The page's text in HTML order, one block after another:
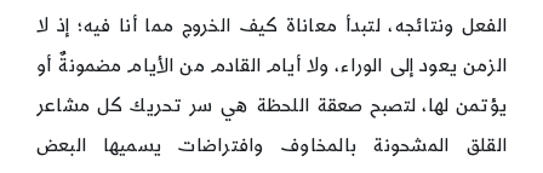
الفعل ونتائجه، لتبدأ معاناة كيف الخروج مما أنا فيه؛ إذ لا
الزمن يعود إلى الوراء، ولا أيام القادم من الأيام مضمونةٌ أو
يؤتمن لها، لتصبح صعقة اللحظة هي سر تحريك كل مشاعر
القلق المشحونة بالمخاوف وافتراضات يسميها البعض